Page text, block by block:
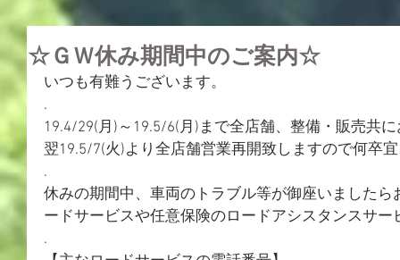
☆ＧＷ休み期間中のご案内☆
いつも有難うございます。
.
19.4/29(月)～19.5/6(月)まで全店舗、整備・販売共
翌19.5/7(火)より全店舗営業再開致しますので何卒
.
休みの期間中、車両のトラブル等が御座いました
ードサービスや任意保険のロードアシスタンスサー
.